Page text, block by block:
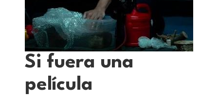
Si fuera una
película